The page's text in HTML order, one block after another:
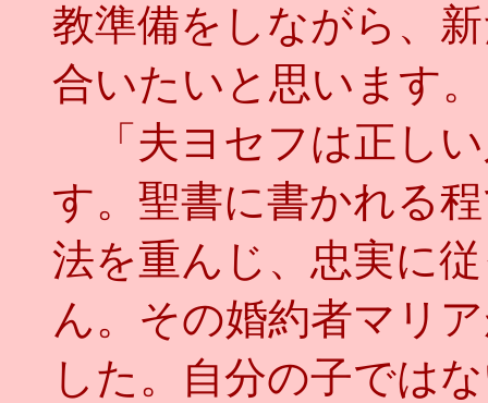
教準備をしながら、
合いたいと思います。
「夫ヨセフは正し
す。聖書に書かれる
法を重んじ、忠実に
ん。その婚約者マリ
した。自分の子では